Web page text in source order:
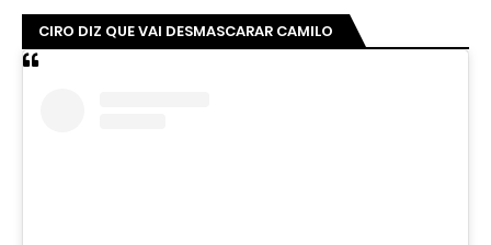
CIRO DIZ QUE VAI DESMASCARAR CAMILO